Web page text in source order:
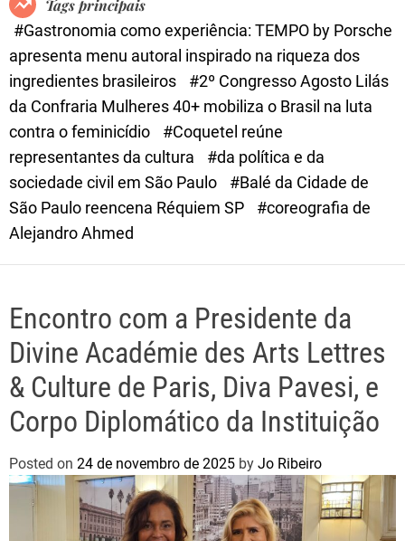
e
Tags principais
#Gastronomia como experiência: TEMPO by Porsche
apresenta menu autoral inspirado na riqueza dos
ingredientes brasileiros
#2º Congresso Agosto Lilás
da Confraria Mulheres 40+ mobiliza o Brasil na luta
contra o feminicídio
#Coquetel reúne
representantes da cultura
#da política e da
sociedade civil em São Paulo
#Balé da Cidade de
São Paulo reencena Réquiem SP
#coreografia de
Alejandro Ahmed
Encontro com a Presidente da
Divine Académie des Arts Lettres
& Culture de Paris, Diva Pavesi, e
Corpo Diplomático da Instituição
Posted on 24 de novembro de 2025 by Jo Ribeiro